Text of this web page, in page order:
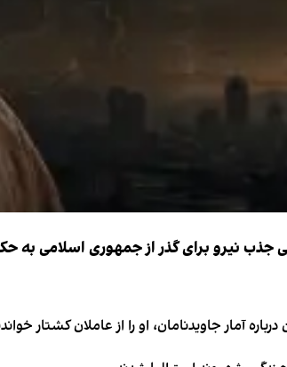
جذب نیرو برای گذر از جمهوری اسلامی
آمار جاویدنامان، او را از عاملان کشتار